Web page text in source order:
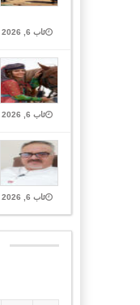
ئاب 6, 2026 Closed
ئاب 6, 2026 Closed
ئاب 6, 2026 Closed